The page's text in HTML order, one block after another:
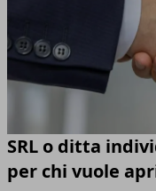
SRL o ditta
per chi vuole